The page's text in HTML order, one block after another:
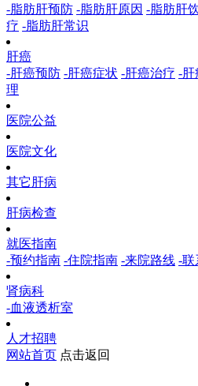
-脂肪肝预防 -脂肪肝原因 -脂肪肝
疗 -脂肪肝常识
肝癌
-肝癌预防 -肝癌症状 -肝癌治疗 -肝
理
医院公益
医院文化
其它肝病
肝病检查
就医指南
-预约指南 -住院指南 -来院路线 -联
肾病科
-血液透析室
人才招聘
网站首页 点击返回